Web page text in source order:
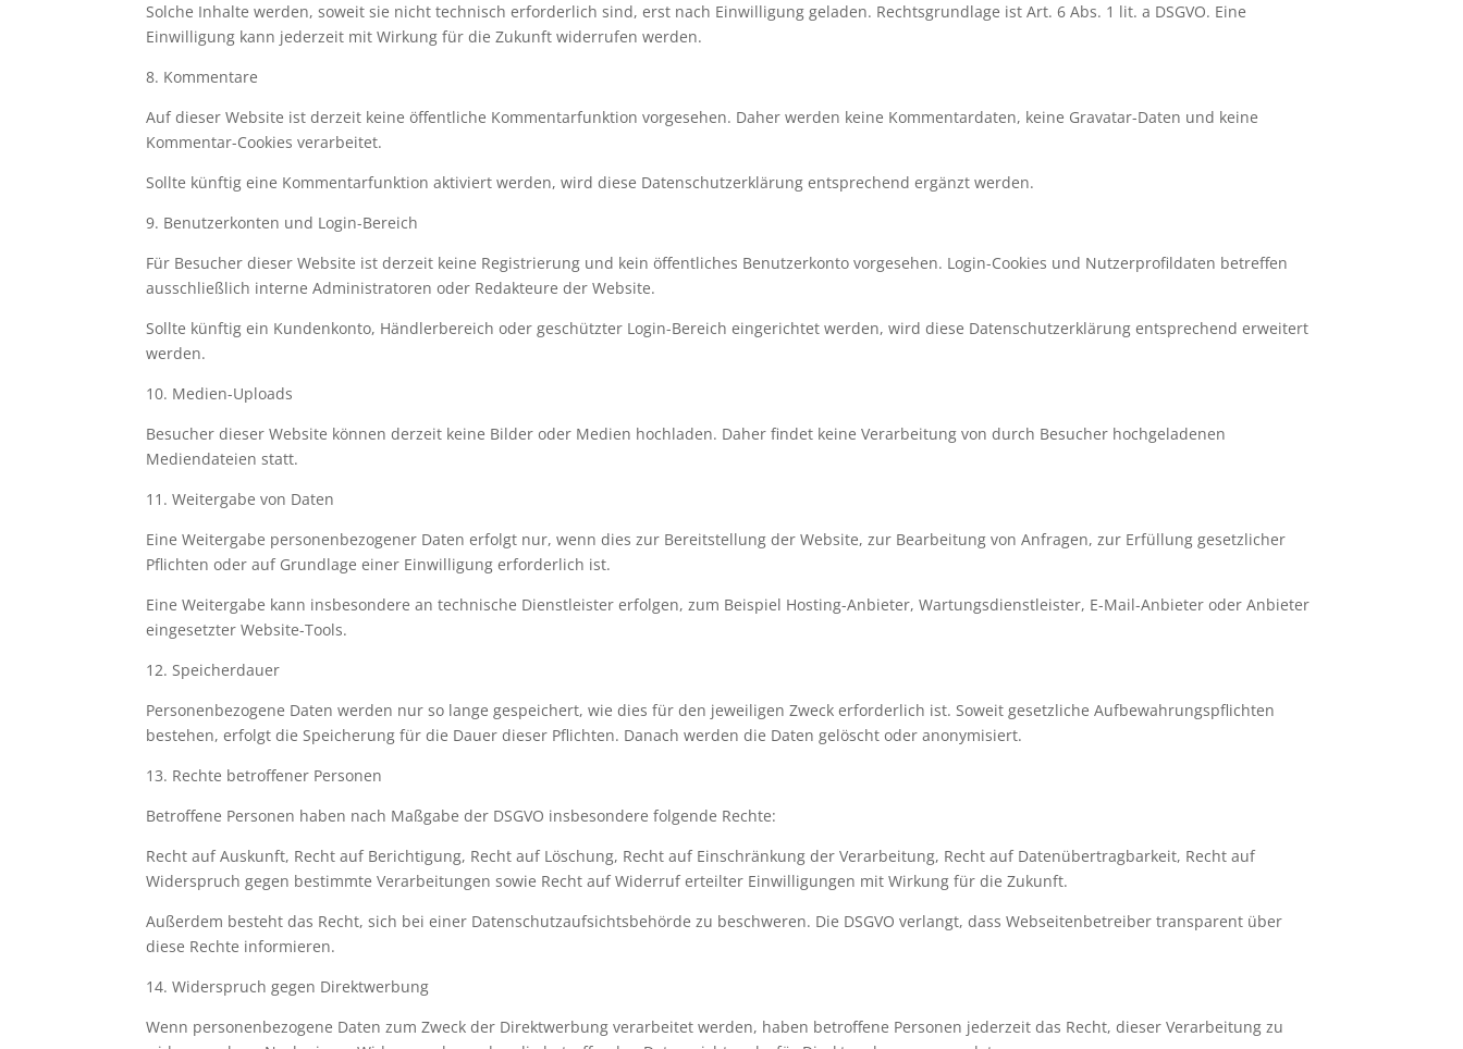
Solche Inhalte werden, soweit sie nicht technisch erforderlich sind, erst nach Einwilligung geladen. Rechtsgrundlage ist Art. 6 Abs. 1 lit. a DSGVO. Eine
Einwilligung kann jederzeit mit Wirkung für die Zukunft widerrufen werden.
8. Kommentare
Auf dieser Website ist derzeit keine öffentliche Kommentarfunktion vorgesehen. Daher werden keine Kommentardaten, keine Gravatar-Daten und keine
Kommentar-Cookies verarbeitet.
Sollte künftig eine Kommentarfunktion aktiviert werden, wird diese Datenschutzerklärung entsprechend ergänzt werden.
9. Benutzerkonten und Login-Bereich
Für Besucher dieser Website ist derzeit keine Registrierung und kein öffentliches Benutzerkonto vorgesehen. Login-Cookies und Nutzerprofildaten betreffen
ausschließlich interne Administratoren oder Redakteure der Website.
Sollte künftig ein Kundenkonto, Händlerbereich oder geschützter Login-Bereich eingerichtet werden, wird diese Datenschutzerklärung entsprechend erweitert
werden.
10. Medien-Uploads
Besucher dieser Website können derzeit keine Bilder oder Medien hochladen. Daher findet keine Verarbeitung von durch Besucher hochgeladenen
Mediendateien statt.
11. Weitergabe von Daten
Eine Weitergabe personenbezogener Daten erfolgt nur, wenn dies zur Bereitstellung der Website, zur Bearbeitung von Anfragen, zur Erfüllung gesetzlicher
Pflichten oder auf Grundlage einer Einwilligung erforderlich ist.
Eine Weitergabe kann insbesondere an technische Dienstleister erfolgen, zum Beispiel Hosting-Anbieter, Wartungsdienstleister, E-Mail-Anbieter oder Anbieter
eingesetzter Website-Tools.
12. Speicherdauer
Personenbezogene Daten werden nur so lange gespeichert, wie dies für den jeweiligen Zweck erforderlich ist. Soweit gesetzliche Aufbewahrungspflichten
bestehen, erfolgt die Speicherung für die Dauer dieser Pflichten. Danach werden die Daten gelöscht oder anonymisiert.
13. Rechte betroffener Personen
Betroffene Personen haben nach Maßgabe der DSGVO insbesondere folgende Rechte:
Recht auf Auskunft, Recht auf Berichtigung, Recht auf Löschung, Recht auf Einschränkung der Verarbeitung, Recht auf Datenübertragbarkeit, Recht auf
Widerspruch gegen bestimmte Verarbeitungen sowie Recht auf Widerruf erteilter Einwilligungen mit Wirkung für die Zukunft.
Außerdem besteht das Recht, sich bei einer Datenschutzaufsichtsbehörde zu beschweren. Die DSGVO verlangt, dass Webseitenbetreiber transparent über
diese Rechte informieren.
14. Widerspruch gegen Direktwerbung
Wenn personenbezogene Daten zum Zweck der Direktwerbung verarbeitet werden, haben betroffene Personen jederzeit das Recht, dieser Verarbeitung zu